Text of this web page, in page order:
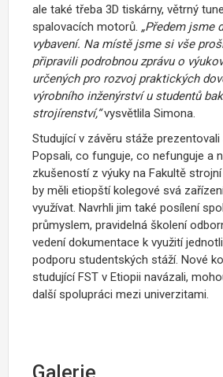
ale také třeba 3D tiskárny, větrný
spalovacích motorů. „Předem jsme
vybavení. Na místě jsme si vše
připravili podrobnou zprávu o
určených pro rozvoj praktických
výrobního inženýrství u studentů
strojírenství,“vysvětlila Simona.
Studující v závěru stáže prezentovali
Popsali, co funguje, co nefunguje a
zkušeností z výuky na Fakultě
by měli etiopští kolegové svá
využívat. Navrhli jim také posílení
průmyslem, pravidelná školení
vedení dokumentace k využití
podporu studentských stáží. Nové
studující FST v Etiopii navázali,
další spolupráci mezi univerzitami.